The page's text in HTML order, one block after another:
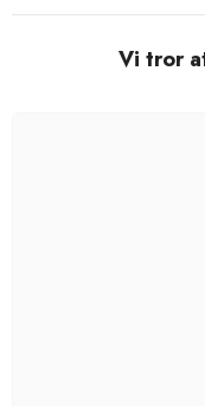
Vi tror